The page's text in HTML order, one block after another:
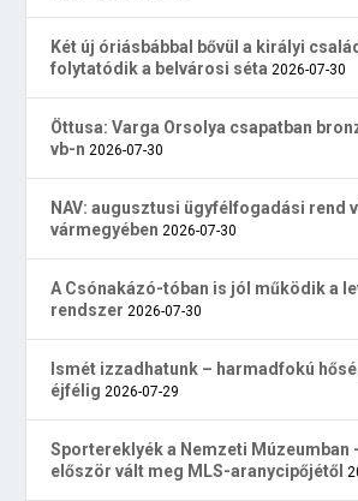
Két új óriásbábbal bővül a királyi
folytatódik a belvárosi séta 2026-07-30
Öttusa: Varga Orsolya csapatban
vb-n 2026-07-30
NAV: augusztusi ügyfélfogadási rend
vármegyében 2026-07-30
A Csónakázó-tóban is jól működik a
rendszer 2026-07-30
Ismét izzadhatunk – harmadfokú
éjfélig 2026-07-29
Sportereklyék a Nemzeti Múzeumban
először vált meg MLS-aranycipőjétől